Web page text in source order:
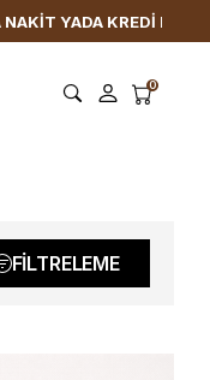
KOLAYLIĞI
0
FILTRELEME